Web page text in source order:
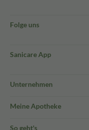
Folge uns
Sanicare App
Unternehmen
Meine Apotheke
So geht's